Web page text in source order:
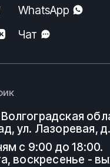
WhatsApp
Чат
ул. Лазоревая,
с 9:00 до 18:00.
воскресенье -